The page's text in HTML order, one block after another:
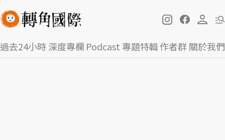
過去24小時深度專欄 Podcast 專題特輯作者群關於我們